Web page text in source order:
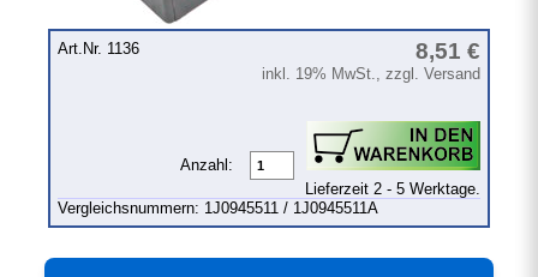
Art.Nr. 1136 8,51 €
inkl. 19% MwSt., zzgl. Versand
Anzahl:
Lieferzeit 2 - 5 Werktage.
Vergleichsnummern: 1J0945511 / 1J0945511A